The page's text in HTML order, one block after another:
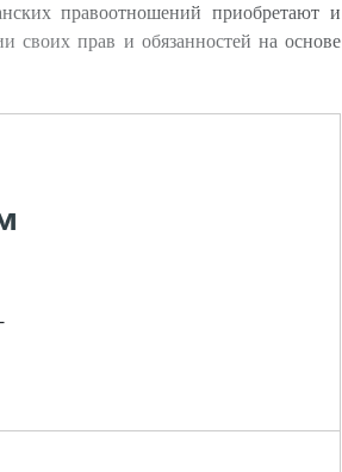
правоотношений приобретают и
своих прав и обязанностей на основе